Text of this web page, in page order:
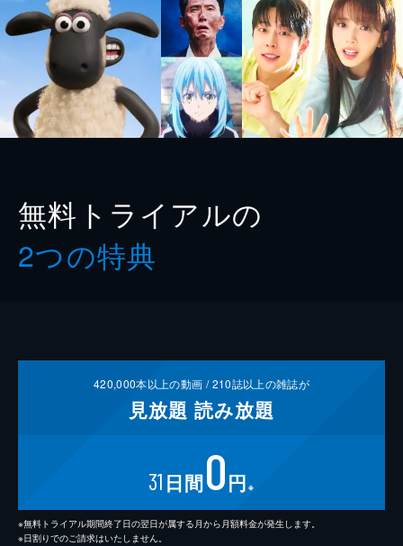
無料トライアルの
2つの特典
420,000本以上の動画 /210誌以上の雑誌が
見放題 読み放題
31 日間0円 ※
※無料トライアル期間終了日の翌日が属する月から月額料金が発生します。
※日割りでのご請求はいたしません。